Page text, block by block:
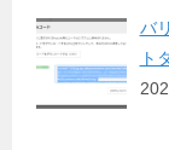
バ
ト